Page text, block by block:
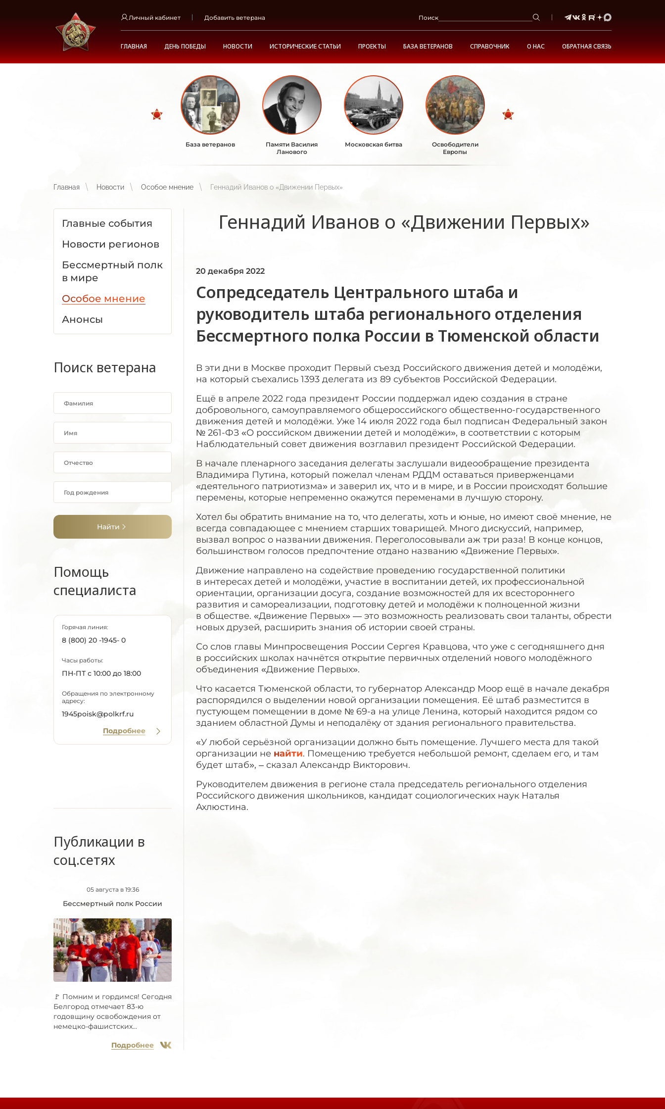
Личный кабинет Добавить ветерана Поиск
ГЛАВНАЯ ДЕНЬ ПОБЕДЫ НОВОСТИ ИСТОРИЧЕСКИЕ СТАТЬИ ПРОЕКТЫ БАЗА ВЕТЕРАНОВ СПРАВОЧНИК О НАС ОБРАТНАЯ СВЯЗЬ
База ветеранов
Памяти Василия
Ланового
Московская битва
Освободители
Европы
Главная Новости Особое мнение Геннадий Иванов о «Движении Первых»
Главные события
Новости регионов
Бессмертный полк
в мире
Особое мнение
Анонсы
Поиск ветерана
Найти
Помощь
специалиста
Горячая линия:
8 (800) 20 -1945- 0
Часы работы:
ПН-ПТ с 10:00 до 18:00
Обращения по электронному
адресу:
1945poisk@polkrf.ru
Подробнее
Публикации в
соц.сетях
05 августа в 19:36
Бессмертный полк России
🚩 Помним и гордимся! Сегодня
Белгород отмечает 83-ю
годовщину освобождения от
немецко-фашистских...
Подробнее
Геннадий Иванов о «Движении Первых»
20 декабря 2022
Сопредседатель Центрального штаба и
руководитель штаба регионального отделения
Бессмертного полка России в Тюменской области
В эти дни в Москве проходит Первый съезд Российского движения детей и молодёжи,
на который съехались 1393 делегата из 89 субъектов Российской Федерации.
Ещё в апреле 2022 года президент России поддержал идею создания в стране
добровольного, самоуправляемого общероссийского общественно-государственного
движения детей и молодёжи. Уже 14 июля 2022 года был подписан Федеральный закон
№ 261-ФЗ «О российском движении детей и молодёжи», в соответствии с которым
Наблюдательный совет движения возглавил президент Российской Федерации.
В начале пленарного заседания делегаты заслушали видеообращение президента
Владимира Путина, который пожелал членам РДДМ оставаться приверженцами
«деятельного патриотизма» и заверил их, что и в мире, и в России происходят большие
перемены, которые непременно окажутся переменами в лучшую сторону.
Хотел бы обратить внимание на то, что делегаты, хоть и юные, но имеют своё мнение, не
всегда совпадающее с мнением старших товарищей. Много дискуссий, например,
вызвал вопрос о названии движения. Переголосовывали аж три раза! В конце концов,
большинством голосов предпочтение отдано названию «Движение Первых».
Движение направлено на содействие проведению государственной политики
в интересах детей и молодёжи, участие в воспитании детей, их профессиональной
ориентации, организации досуга, создание возможностей для их всестороннего
развития и самореализации, подготовку детей и молодёжи к полноценной жизни
в обществе. «Движение Первых» — это возможность реализовать свои таланты, обрести
новых друзей, расширить знания об истории своей страны.
Со слов главы Минпросвещения России Сергея Кравцова, что уже с сегодняшнего дня
в российских школах начнётся открытие первичных отделений нового молодёжного
объединения «Движение Первых».
Что касается Тюменской области, то губернатор Александр Моор ещё в начале декабря
распорядился о выделении новой организации помещения. Её штаб разместится в
пустующем помещении в доме № 69-а на улице Ленина, который находится рядом со
зданием областной Думы и неподалёку от здания регионального правительства.
«У любой серьёзной организации должно быть помещение. Лучшего места для такой
организации не найти. Помещению требуется небольшой ремонт, сделаем его, и там
будет штаб», – сказал Александр Викторович.
Руководителем движения в регионе стала председатель регионального отделения
Российского движения школьников, кандидат социологических наук Наталья
Ахлюстина.